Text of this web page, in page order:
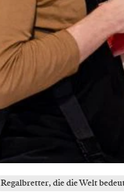
Regalbretter, die die Welt